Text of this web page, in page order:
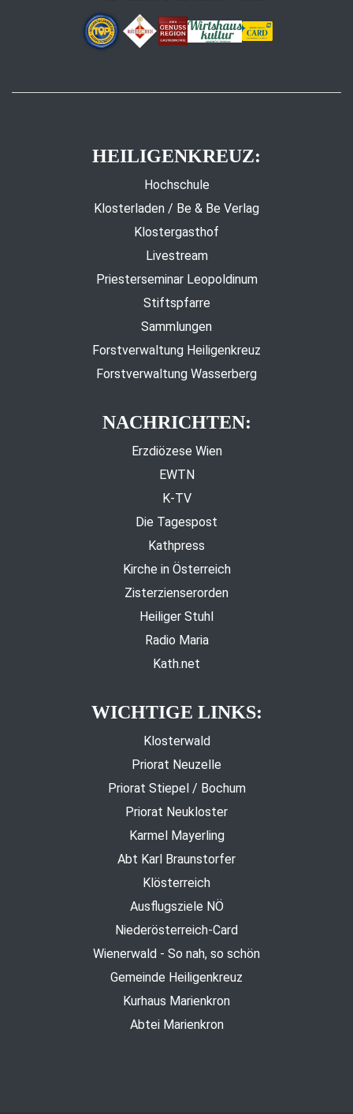
HEILIGENKREUZ:
Hochschule
Klosterladen / Be & Be Verlag
Klostergasthof
Livestream
Priesterseminar Leopoldinum
Stiftspfarre
Sammlungen
Forstverwaltung Heiligenkreuz
Forstverwaltung Wasserberg
NACHRICHTEN:
Erzdiözese Wien
EWTN
K-TV
Die Tagespost
Kathpress
Kirche in Österreich
Zisterzienserorden
Heiliger Stuhl
Radio Maria
Kath.net
WICHTIGE LINKS:
Klosterwald
Priorat Neuzelle
Priorat Stiepel / Bochum
Priorat Neukloster
Karmel Mayerling
Abt Karl Braunstorfer
Klösterreich
Ausflugsziele NÖ
Niederösterreich-Card
Wienerwald - So nah, so schön
Gemeinde Heiligenkreuz
Kurhaus Marienkron
Abtei Marienkron